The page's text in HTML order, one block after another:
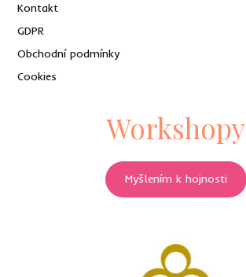
Kontakt
GDPR
Obchodní podmínky
Cookies
Workshopy
Myšlením k hojnosti